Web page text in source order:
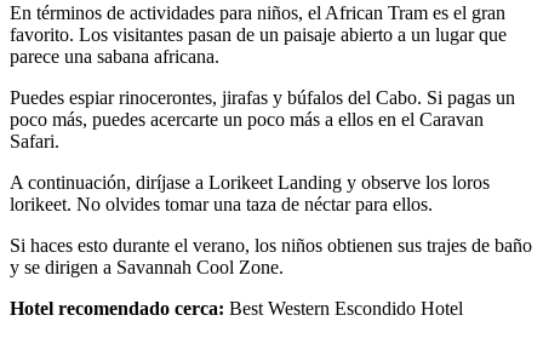
En términos de actividades para niños, el African Tram es el gran
favorito. Los visitantes pasan de un paisaje abierto a un lugar que
parece una sabana africana.
Puedes espiar rinocerontes, jirafas y búfalos del Cabo. Si pagas un
poco más, puedes acercarte un poco más a ellos en el Caravan
Safari.
A continuación, diríjase a Lorikeet Landing y observe los loros
lorikeet. No olvides tomar una taza de néctar para ellos.
Si haces esto durante el verano, los niños obtienen sus trajes de baño
y se dirigen a Savannah Cool Zone.
Hotel recomendado cerca: Best Western Escondido Hotel